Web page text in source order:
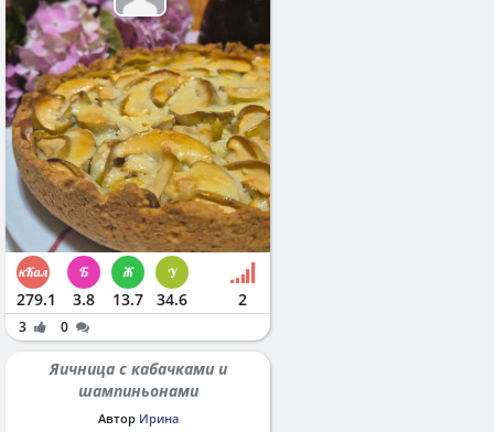
279.1 3.8 13.7 34.6 2
3 0
Яичница с кабачками и
шампиньонами
Автор Ирина